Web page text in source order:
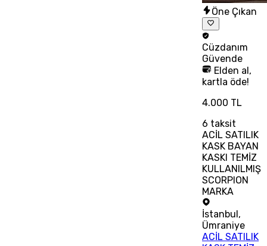
Öne Çıkan
Cüzdanım
Güvende
Elden al,
kartla öde!
4.000 TL
6 taksit
ACİL SATILIK
KASK BAYAN
KASKI TEMİZ
KULLANILMIŞ
SCORPION
MARKA
İstanbul,
Ümraniye
ACİL SATILIK